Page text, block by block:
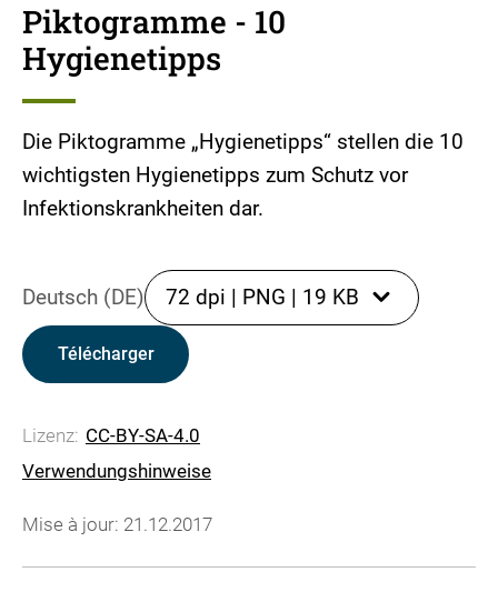
Piktogramme - 10
Hygienetipps
Die Piktogramme „Hygienetipps“ stellen die 10
wichtigsten Hygienetipps zum Schutz vor
Infektionskrankheiten dar.
Deutsch (DE) 72 dpi | PNG | 19 KB
Télécharger
Lizenz: CC-BY-SA-4.0
Verwendungshinweise
Mise à jour: 21.12.2017